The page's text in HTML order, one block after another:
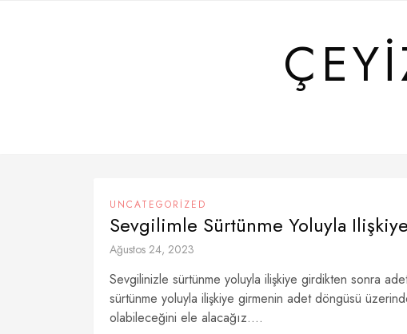
UNCATEGORIZED
Sevgilimle Sürtünme Yoluyla
Ağustos 24, 2023
Sevgilinizle sürtünme yoluyla ilişkiye girdikten sonra
sürtünme yoluyla ilişkiye girmenin adet döngüsü
olabileceğini ele alacağız....